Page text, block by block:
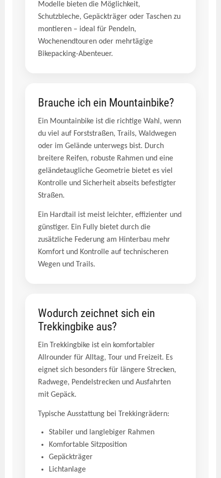
Modelle bieten die Möglichkeit,
Schutzbleche, Gepäckträger oder Taschen zu
montieren – ideal für Pendeln,
Wochenendtouren oder mehrtägige
Bikepacking-Abenteuer.
Brauche ich ein Mountainbike?
Ein Mountainbike ist die richtige Wahl, wenn
du viel auf Forststraßen, Trails, Waldwegen
oder im Gelände unterwegs bist. Durch
breitere Reifen, robuste Rahmen und eine
geländetaugliche Geometrie bietet es viel
Kontrolle und Sicherheit abseits befestigter
Straßen.
Ein Hardtail ist meist leichter, effizienter und
günstiger. Ein Fully bietet durch die
zusätzliche Federung am Hinterbau mehr
Komfort und Kontrolle auf technischeren
Wegen und Trails.
Wodurch zeichnet sich ein
Trekkingbike aus?
Ein Trekkingbike ist ein komfortabler
Allrounder für Alltag, Tour und Freizeit. Es
eignet sich besonders für längere Strecken,
Radwege, Pendelstrecken und Ausfahrten
mit Gepäck.
Typische Ausstattung bei Trekkingrädern:
Stabiler und langlebiger Rahmen
Komfortable Sitzposition
Gepäckträger
Lichtanlage